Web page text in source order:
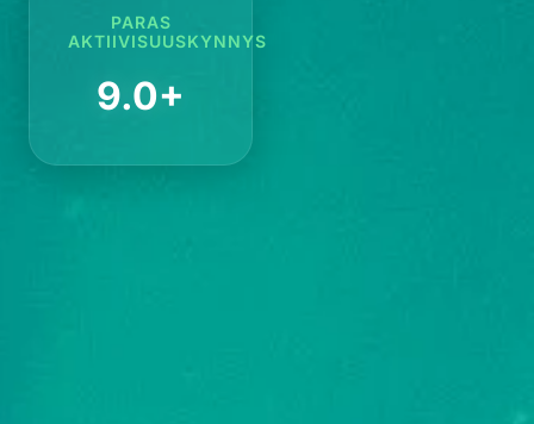
PARAS
AKTIIVISUUSKYNNYS
9.0+